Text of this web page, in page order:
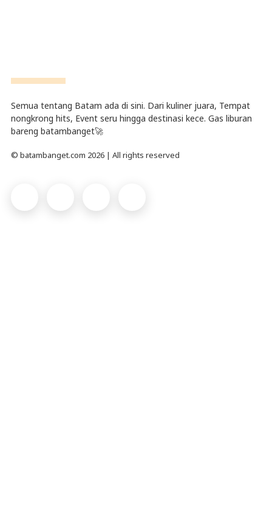
Semua tentang Batam ada di sini. Dari kuliner juara, Tempat
nongkrong hits, Event seru hingga destinasi kece. Gas liburan
bareng batambanget🚀
© batambanget.com 2026 | All rights reserved